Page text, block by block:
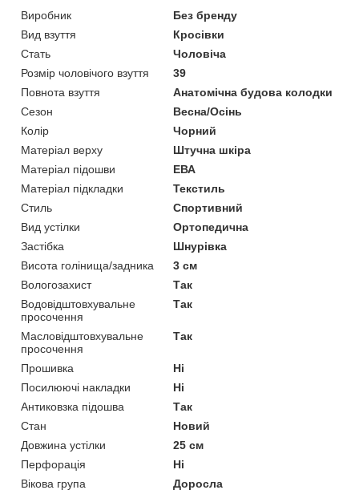
Виробник
Без бренду
Вид взуття
Кросівки
Стать
Чоловіча
Розмір чоловічого взуття
39
Повнота взуття
Анатомічна будова колодки
Сезон
Весна/Осінь
Колір
Чорний
Матеріал верху
Штучна шкіра
Матеріал підошви
ЕВА
Матеріал підкладки
Текстиль
Стиль
Спортивний
Вид устілки
Ортопедична
Застібка
Шнурівка
Висота голінища/задника
3 см
Вологозахист
Так
Водовідштовхувальне
просочення
Так
Масловідштовхувальне
просочення
Так
Прошивка
Ні
Посилюючі накладки
Ні
Антиковзка підошва
Так
Стан
Новий
Довжина устілки
25 см
Перфорація
Ні
Вікова група
Доросла